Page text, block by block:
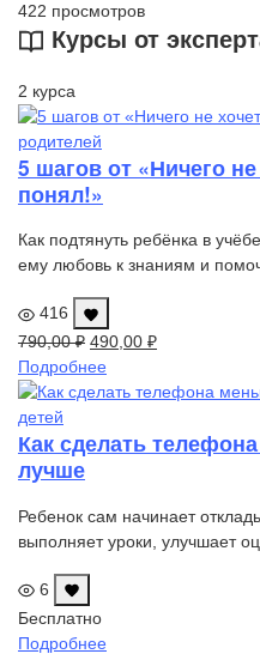
422 просмотров
Курсы от
2 курса
родителей
5 шагов от «Ничего
понял!»
Как подтянуть ребёнка в
ему любовь к знаниям и
416
790,00₽ Первоначальная
цена
составляла
490,00 ₽Текущая
490,00 ₽.
Подробнее
детей
Как сделать
лучше
Ребенок сам начинает
выполняет уроки, улучшает
6
Бесплатно
Подробнее